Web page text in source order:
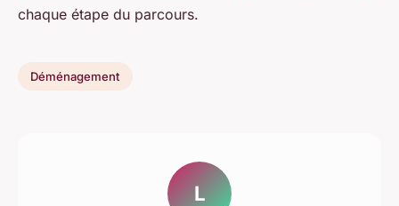
chaque étape du parcours.
Déménagement
L